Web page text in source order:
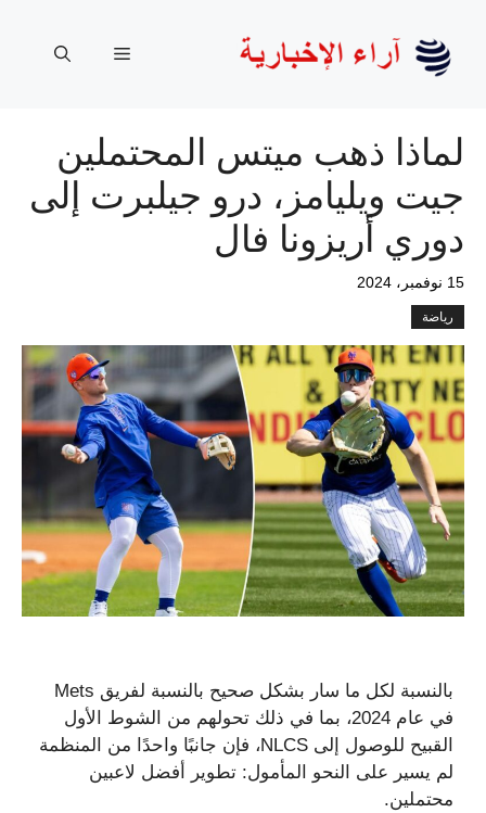
المحتوى
القائمة
لماذا ذهب ميتس المحتملين
جيت ويليامز، درو جيلبرت إلى
دوري أريزونا فال
15 نوفمبر، 2024
رياضة
بالنسبة لكل ما سار بشكل صحيح بالنسبة لفريق Mets
في عام 2024، بما في ذلك تحولهم من الشوط الأول
القبيح للوصول إلى NLCS، فإن جانبًا واحدًا من المنظمة
لم يسير على النحو المأمول: تطوير أفضل لاعبين
محتملين.